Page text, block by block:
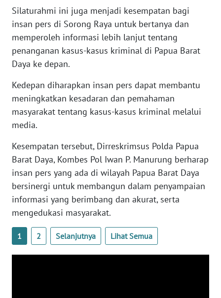
Silaturahmi ini juga menjadi kesempatan bagi
insan pers di Sorong Raya untuk bertanya dan
memperoleh informasi lebih lanjut tentang
penanganan kasus-kasus kriminal di Papua Barat
Daya ke depan.
Kedepan diharapkan insan pers dapat membantu
meningkatkan kesadaran dan pemahaman
masyarakat tentang kasus-kasus kriminal melalui
media.
Kesempatan tersebut, Dirreskrimsus Polda Papua
Barat Daya, Kombes Pol Iwan P. Manurung berharap
insan pers yang ada di wilayah Papua Barat Daya
bersinergi untuk membangun dalam penyampaian
informasi yang berimbang dan akurat, serta
mengedukasi masyarakat.
1 2 Selanjutnya Lihat Semua
WN
SULTENG
WN
WN
BABEL
SUMBAR
WN
SUMSEL
WN
BENGKULU
WN
LAMPUNG